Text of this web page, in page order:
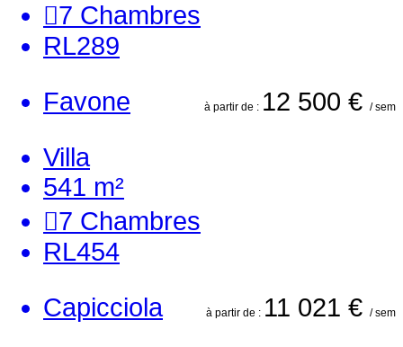
7 Chambres
RL289
à partir de : 12 500 € / sem
Favone
Villa
541 m²
7 Chambres
RL454
à partir de : 11 021 € / sem
Capicciola